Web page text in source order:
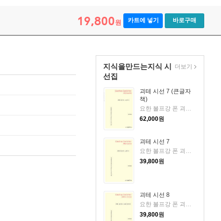
19,800원 카트에 넣기 바로구매
지식을만드는지식 시
선집
괴테 시선 7 (큰글자
책)
요한 볼프강 폰 괴테 저/임우영 역
62,000원
괴테 시선 7
요한 볼프강 폰 괴테 저/임우영 역
39,800원
괴테 시선 8
요한 볼프강 폰 괴테 저/임우영 역
39,800원
더보기